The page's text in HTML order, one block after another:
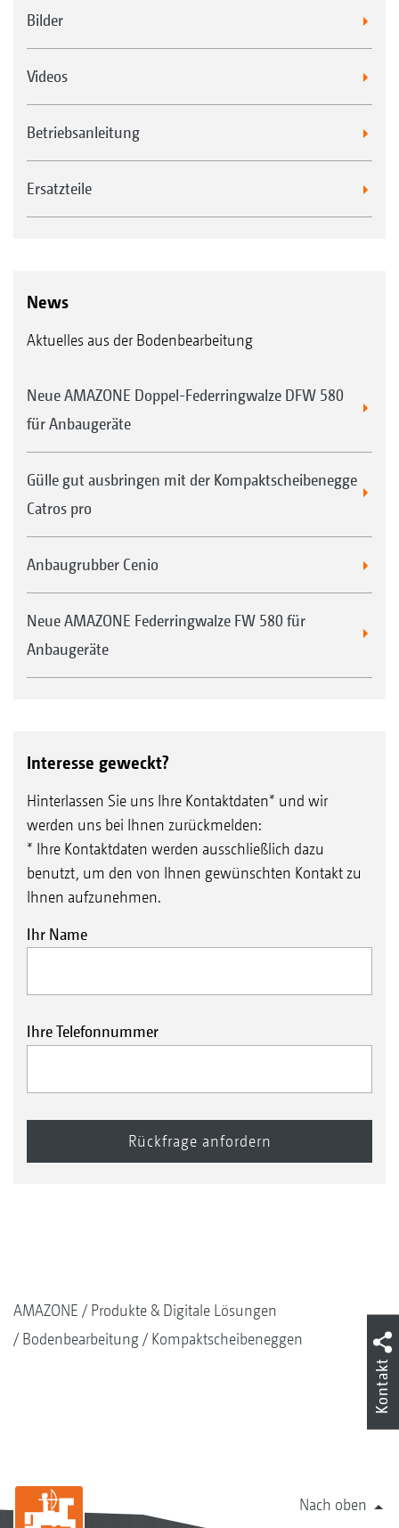
Bilder
Videos
Betriebsanleitung
Ersatzteile
News
Aktuelles aus der Bodenbearbeitung
Neue AMAZONE Doppel-Federringwalze DFW 580
für Anbaugeräte
Gülle gut ausbringen mit der Kompaktscheibenegge
Catros pro
Anbaugrubber Cenio
Neue AMAZONE Federringwalze FW 580 für
Anbaugeräte
Interesse geweckt?
Hinterlassen Sie uns Ihre Kontaktdaten* und wir
werden uns bei Ihnen zurückmelden:
* Ihre Kontaktdaten werden ausschließlich dazu
benutzt, um den von Ihnen gewünschten Kontakt zu
Ihnen aufzunehmen.
Ihr Name
Ihre Telefonnummer
AMAZONE
Produkte & Digitale Lösungen
Bodenbearbeitung
Kompaktscheibeneggen
Nach oben
Kontakt